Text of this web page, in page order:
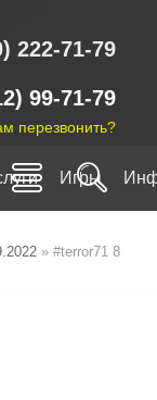
222-71-79
99-71-79
перезвонить?
Игры
» #terror71 8